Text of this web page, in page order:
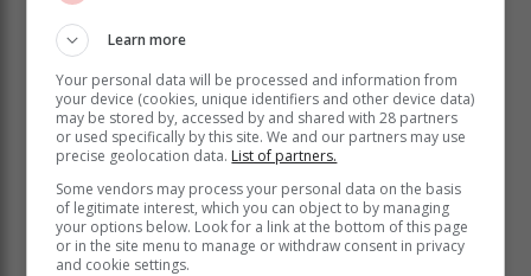
Ná ’n energieke eerste helfte, was die telling teen
rustyd 26 - 22 in SWD se guns.
Na rustyd het die Arende se voorspelers begin
oorheers. Gideon van Wyk het twee vinnige drieë
helfte gelê het.
Learn more
Your personal data will be processed and information from
your device (cookies, unique identifiers and other device data)
may be stored by, accessed by and shared with 28 partners
or used specifically by this site. We and our partners may use
precise geolocation data. List of partners.
Some vendors may process your personal data on the basis
of legitimate interest, which you can object to by managing
your options below. Look for a link at the bottom of this page
or in the site menu to manage or withdraw consent in privacy
and cookie settings.